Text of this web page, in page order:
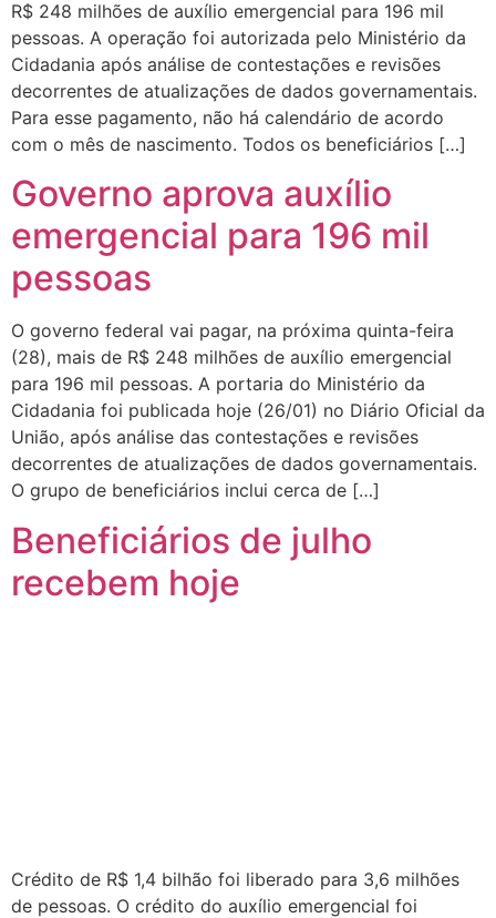
R$ 248 milhões de auxílio emergencial para 196 mil
pessoas. A operação foi autorizada pelo Ministério da
Cidadania após análise de contestações e revisões
decorrentes de atualizações de dados governamentais.
Para esse pagamento, não há calendário de acordo
com o mês de nascimento. Todos os beneficiários […]
Governo aprova auxílio
emergencial para 196 mil
pessoas
O governo federal vai pagar, na próxima quinta-feira
(28), mais de R$ 248 milhões de auxílio emergencial
para 196 mil pessoas. A portaria do Ministério da
Cidadania foi publicada hoje (26/01) no Diário Oficial da
União, após análise das contestações e revisões
decorrentes de atualizações de dados governamentais.
O grupo de beneficiários inclui cerca de […]
Beneficiários de julho
recebem hoje
Crédito de R$ 1,4 bilhão foi liberado para 3,6 milhões
de pessoas. O crédito do auxílio emergencial foi